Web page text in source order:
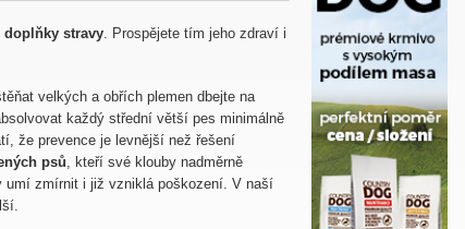
doplňky stravy. Prospějete tím jeho zdraví i
velkých a obřích plemen dbejte na
každý střední větší pes minimálně
že prevence je levnější než řešení
psů, kteří své klouby nadměrně
umí zmírnit i již vzniklá poškození. V naší